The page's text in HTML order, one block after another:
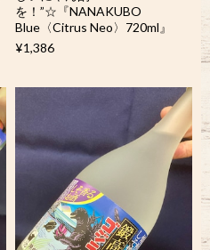
を！”☆『NANAKUBO
Blue〈Citrus Neo〉720ml』
¥1,386